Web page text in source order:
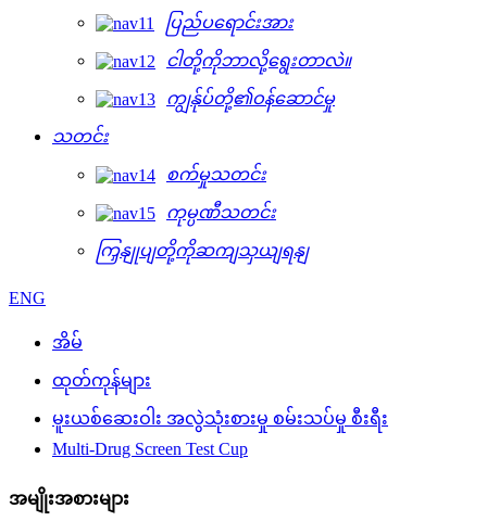
ပြည်ပရောင်းအား
ငါတို့ကိုဘာလို့ရွေးတာလဲ။
ကျွန်ုပ်တို့၏ဝန်ဆောင်မှု
သတင်း
စက်မှုသတင်း
ကုမ္ပဏီသတင်း
ကြှနျုပျတို့ကိုဆကျသှယျရနျ
ENG
အိမ်
ထုတ်ကုန်များ
မူးယစ်ဆေးဝါး အလွဲသုံးစားမှု စမ်းသပ်မှု စီးရီး
Multi-Drug Screen Test Cup
အမျိုးအစားများ